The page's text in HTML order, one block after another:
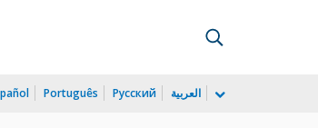
Português Русский العربية